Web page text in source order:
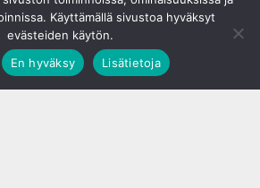
Käyttämällä sivustoa hyväksyt
evästeiden käytön.
En hyväksy Lisätietoja